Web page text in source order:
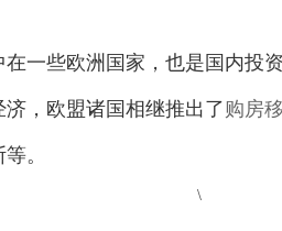
些欧洲国家，也是国内投资
，欧盟诸国相继推出了购房
。